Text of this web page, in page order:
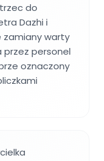
do
Dazhi i
warty
przez personel
oznaczony